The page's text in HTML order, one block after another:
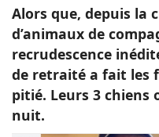
Alors que, depuis la
d’animaux de
recrudescence
de retraité a fait les
pitié. Leurs 3
nuit.